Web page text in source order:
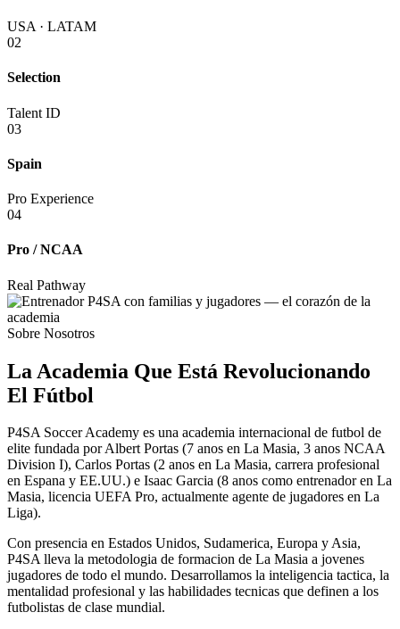
USA · LATAM
02
Selection
Talent ID
03
Spain
Pro Experience
04
Pro / NCAA
Real Pathway
Sobre Nosotros
La Academia Que Está Revolucionando
El Fútbol
P4SA Soccer Academy es una academia internacional de futbol de
elite fundada por Albert Portas (7 anos en La Masia, 3 anos NCAA
Division I), Carlos Portas (2 anos en La Masia, carrera profesional
en Espana y EE.UU.) e Isaac Garcia (8 anos como entrenador en La
Masia, licencia UEFA Pro, actualmente agente de jugadores en La
Liga).
Con presencia en Estados Unidos, Sudamerica, Europa y Asia,
P4SA lleva la metodologia de formacion de La Masia a jovenes
jugadores de todo el mundo. Desarrollamos la inteligencia tactica, la
mentalidad profesional y las habilidades tecnicas que definen a los
futbolistas de clase mundial.